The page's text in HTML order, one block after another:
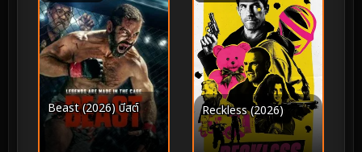
Beast (2026) บีสต์ Reckless (2026)